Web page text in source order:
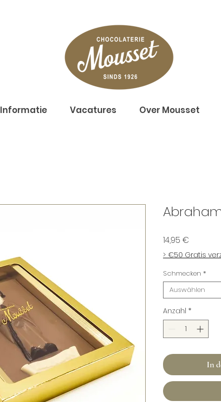
Informatie Vacatures Over Mousset
14,95 €
> €50 Gratis
Schmecken *
Auswählen
Anzahl *
In